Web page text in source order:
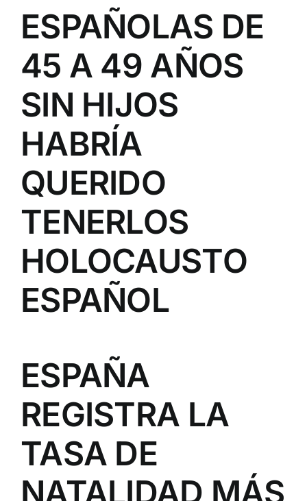
ESPAÑOLAS DE
45 A 49 AÑOS
SIN HIJOS
HABRÍA
QUERIDO
TENERLOS
HOLOCAUSTO
ESPAÑOL
ESPAÑA
REGISTRA LA
TASA DE
NATALIDAD MÁS